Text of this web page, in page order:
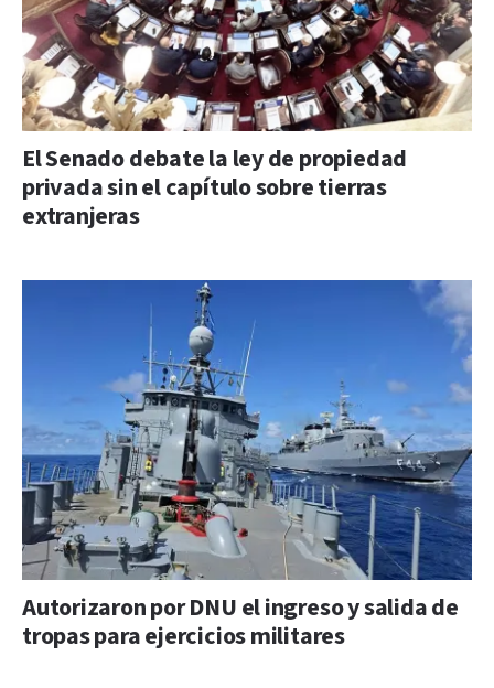
El Senado debate la ley de propiedad
privada sin el capítulo sobre tierras
extranjeras
Autorizaron por DNU el ingreso y salida de
tropas para ejercicios militares